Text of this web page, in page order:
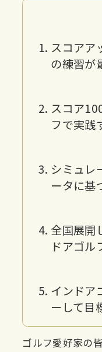
スコアア
の練習が
スコア
フで実践
シミュレ
ータに基
全国展開
ドアゴル
インドア
ーして目
ゴルフ愛好家の